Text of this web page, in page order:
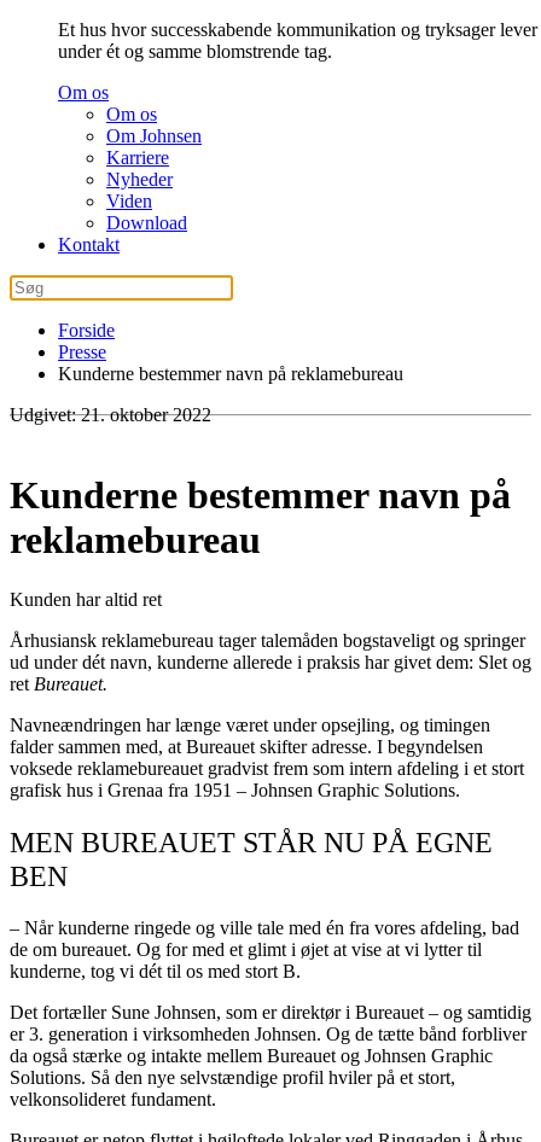
Et hus hvor successkabende kommunikation og tryksager lever
under ét og samme blomstrende tag.
Om os
Om os
Om Johnsen
Karriere
Nyheder
Viden
Download
Kontakt
Forside
Presse
Kunderne bestemmer navn på reklamebureau
Udgivet: 21. oktober 2022
Kunderne bestemmer navn på
reklamebureau
Kunden har altid ret
Århusiansk reklamebureau tager talemåden bogstaveligt og springer
ud under dét navn, kunderne allerede i praksis har givet dem: Slet og
ret Bureauet.
Navneændringen har længe været under opsejling, og timingen
falder sammen med, at Bureauet skifter adresse. I begyndelsen
voksede reklamebureauet gradvist frem som intern afdeling i et stort
grafisk hus i Grenaa fra 1951 – Johnsen Graphic Solutions.
MEN BUREAUET STÅR NU PÅ EGNE
BEN
– Når kunderne ringede og ville tale med én fra vores afdeling, bad
de om bureauet. Og for med et glimt i øjet at vise at vi lytter til
kunderne, tog vi dét til os med stort B.
Det fortæller Sune Johnsen, som er direktør i Bureauet – og samtidig
er 3. generation i virksomheden Johnsen. Og de tætte bånd forbliver
da også stærke og intakte mellem Bureauet og Johnsen Graphic
Solutions. Så den nye selvstændige profil hviler på et stort,
velkonsolideret fundament.